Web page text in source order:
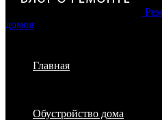
домов
Главная
Обустройство дома